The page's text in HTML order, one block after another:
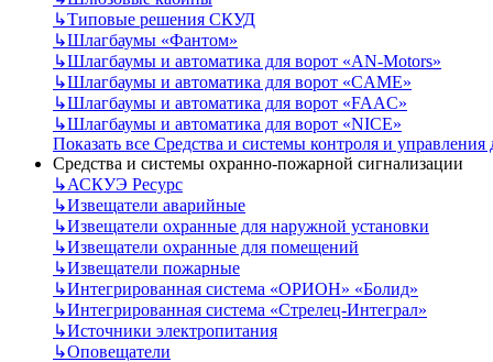
↳Типовые решения СКУД
↳Шлагбаумы «Фантом»
↳Шлагбаумы и автоматика для ворот «AN-Motors»
↳Шлагбаумы и автоматика для ворот «CAME»
↳Шлагбаумы и автоматика для ворот «FAAC»
↳Шлагбаумы и автоматика для ворот «NICE»
Показать все Средства и системы контроля и управления
Средства и системы охранно-пожарной сигнализации
↳АСКУЭ Ресурс
↳Извещатели аварийные
↳Извещатели охранные для наружной установки
↳Извещатели охранные для помещений
↳Извещатели пожарные
↳Интегрированная система «ОРИОН» «Болид»
↳Интегрированная система «Стрелец-Интеграл»
↳Источники электропитания
↳Оповещатели